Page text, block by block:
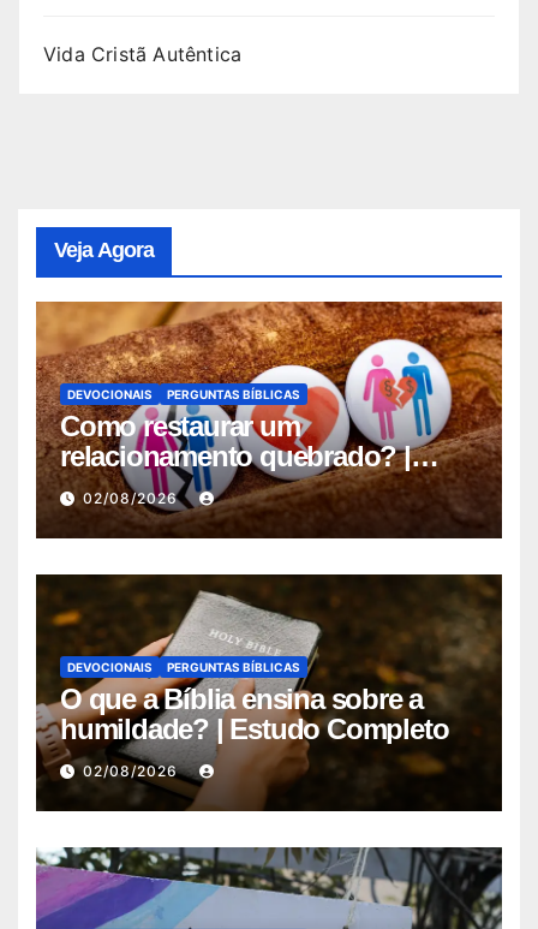
Vida Cristã Autêntica
Veja Agora
DEVOCIONAIS PERGUNTAS BÍBLICAS
Como restaurar um
relacionamento quebrado? |
Estudo Completo
02/08/2026
DEVOCIONAIS PERGUNTAS BÍBLICAS
O que a Bíblia ensina sobre a
humildade? | Estudo Completo
02/08/2026